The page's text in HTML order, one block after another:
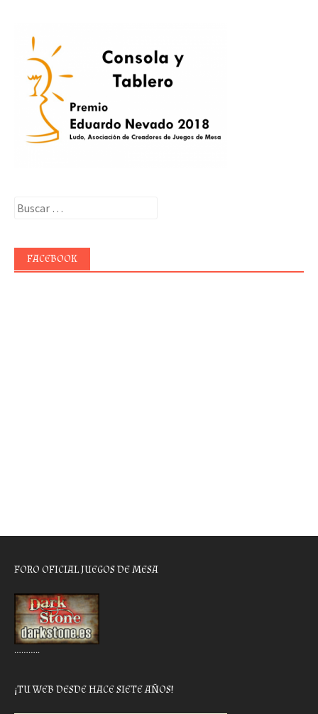
Buscar:
FACEBOOK
FORO OFICIAL JUEGOS DE MESA
………..
¡TU WEB DESDE HACE SIETE AÑOS!